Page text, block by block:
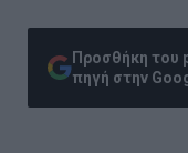
Προσθήκη του
πηγή στην